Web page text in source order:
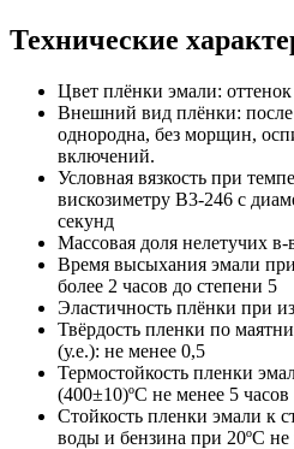
Технические
Цвет плёнки эмали:
Внешний вид плёнки:
однородна, без морщин,
включений.
Условная вязкость при
вискозиметру В3-246 с
секунд
Массовая доля нелетучих
Время высыхания эмали
более 2 часов до степени 5
Эластичность плёнки при
Твёрдость пленки по
(у.е.): не менее 0,5
Термостойкость пленки
(400±10)ºС не менее 5 часов
Стойкость пленки эмали к
воды и бензина при 20ºС не